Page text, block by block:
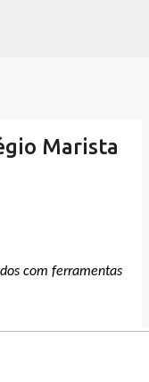
Marista
com ferramentas